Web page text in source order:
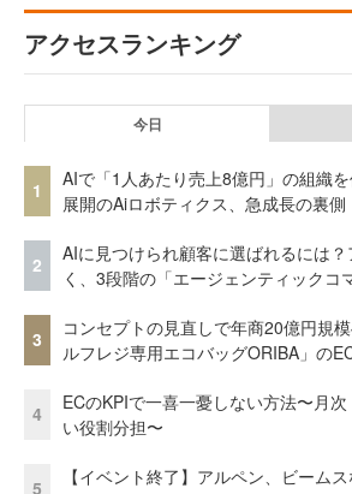
アクセスランキング
今日
1
AIで「1人あたり売上8億円」の組織を
展開のAiロボティクス、急成長の裏側
2
AIに見つけられ顧客に選ばれるには
く、3段階の「エージェンティックコ
3
コンセプトの見直しで年商20億円規
ルフレジ専用エコバッグORIBA」の
4
ECのKPIで一喜一憂しない方法〜月
い役割分担〜
5
【イベント終了】アルペン、ビーム